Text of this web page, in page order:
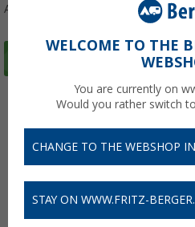
Art.-Nr.: 165790
WELCOME TO THE
You are currently on
Would you rather switch
CHANGE TO THE WEBSHOP
STAY ON WWW.FRITZ-